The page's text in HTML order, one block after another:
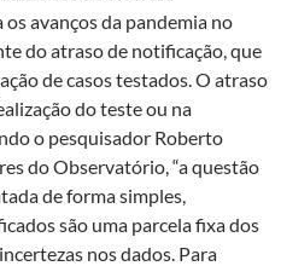
avanços da pandemia no
do atraso de notificação, que
de casos testados. O atraso
do teste ou na
o pesquisador Roberto
do Observatório, “a questão
de forma simples,
são uma parcela fixa dos
nos dados. Para